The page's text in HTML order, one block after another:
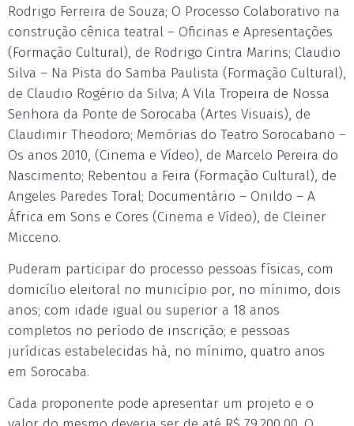
Rodrigo Ferreira de Souza; O Processo Colaborativo na
construção cênica teatral – Oficinas e Apresentações
(Formação Cultural), de Rodrigo Cintra Marins; Claudio
Silva – Na Pista do Samba Paulista (Formação Cultural),
de Claudio Rogério da Silva; A Vila Tropeira de Nossa
Senhora da Ponte de Sorocaba (Artes Visuais), de
Claudimir Theodoro; Memórias do Teatro Sorocabano –
Os anos 2010, (Cinema e Vídeo), de Marcelo Pereira do
Nascimento; Rebentou a Feira (Formação Cultural), de
Angeles Paredes Toral; Documentário – Onildo – A
África em Sons e Cores (Cinema e Vídeo), de Cleiner
Micceno.
Puderam participar do processo pessoas físicas, com
domicílio eleitoral no município por, no mínimo, dois
anos; com idade igual ou superior a 18 anos
completos no período de inscrição; e pessoas
jurídicas estabelecidas há, no mínimo, quatro anos
em Sorocaba.
Cada proponente pode apresentar um projeto e o